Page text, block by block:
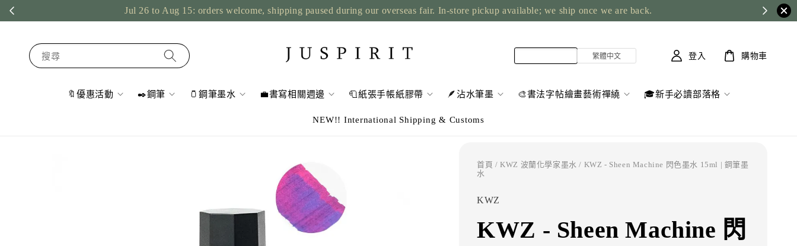
Jul 26 to Aug 15: orders welcome, shipping paused during our overseas fair. In-store pickup available; we ship once we are back.
搜尋
🔖優惠活動 ✒️鋼筆 🫙鋼筆墨水 💼書寫相關週邊 🧻紙張手帳紙膠帶 🪶沾水筆墨 🎨書法字帖繪畫藝術禪繞 🎓新手必讀部落格
NEW!! International Shipping & Customs
登入 購物車
首頁 /KWZ 波蘭化學家墨水 / KWZ - Sheen Machine 閃色墨水 15ml | 鋼筆墨
水
KWZ
KWZ - Sheen Machine 閃